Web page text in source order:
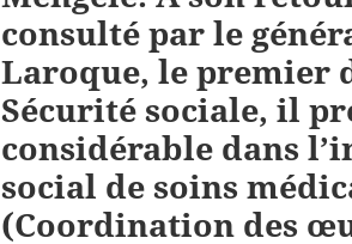
consulté par le
Laroque, le premier
Sécurité sociale, il
considérable dans
social de soins
(Coordination des